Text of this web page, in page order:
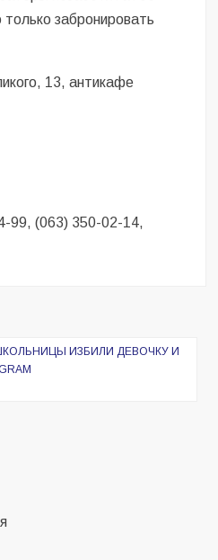
забронировать
13, антикафе
99, (063) 350-02-14,
ИЗБИЛИ ДЕВОЧКУ И